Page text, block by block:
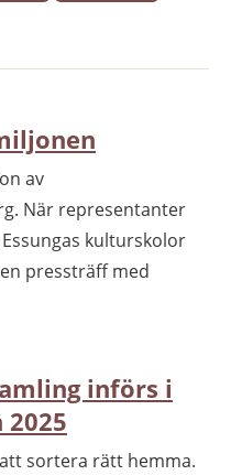
av
När representanter
kulturskolor
pressträff med
införs i
sortera rätt hemma.